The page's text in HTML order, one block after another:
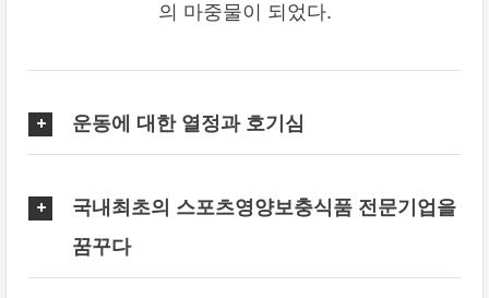
의 마중물이 되었다.
운동에 대한 열정과 호기심
국내최초의 스포츠영양보충식품 전문기업을
꿈꾸다